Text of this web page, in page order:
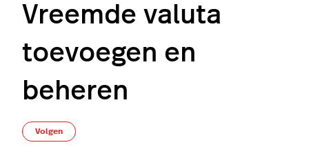
Vreemde valuta
toevoegen en
beheren
Volgen